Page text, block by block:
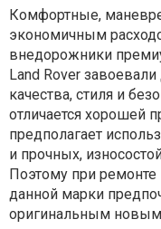
Комфортные,
экономичным
внедорожники
Land Rover
качества, стиля и
отличается хорошей
предполагает
и прочных,
Поэтому при
данной марки
оригинальным